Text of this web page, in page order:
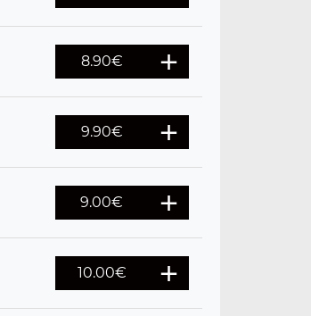
8.90€
9.90€
9.00€
10.00€